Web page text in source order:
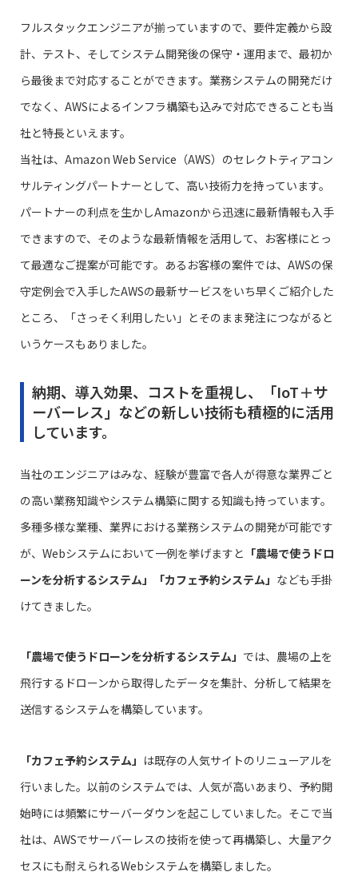
フルスタックエンジニアが揃っていますので、要件定義から設
計、テスト、そしてシステム開発後の保守・運用まで、最初か
ら最後まで対応することができます。業務システムの開発だけ
でなく、AWSによるインフラ構築も込みで対応できることも当
社と特長といえます。
当社は、Amazon Web Service（AWS）のセレクトティアコン
サルティングパートナーとして、高い技術力を持っています。
パートナーの利点を生かしAmazonから迅速に最新情報も入手
できますので、そのような最新情報を活用して、お客様にとっ
て最適なご提案が可能です。あるお客様の案件では、AWSの保
守定例会で入手したAWSの最新サービスをいち早くご紹介した
ところ、「さっそく利用したい」とそのまま発注につながると
いうケースもありました。
納期、導入効果、コストを重視し、「IoT＋サ
ーバーレス」などの新しい技術も積極的に活用
しています。
当社のエンジニアはみな、経験が豊富で各人が得意な業界ごと
の高い業務知識やシステム構築に関する知識も持っています。
多種多様な業種、業界における業務システムの開発が可能です
が、Webシステムにおいて一例を挙げますと 「農場で使うドロ
ーンを分析するシステム」「カフェ予約システム」 なども手掛
けてきました。
「農場で使うドローンを分析するシステム」 では、農場の上を
飛行するドローンから取得したデータを集計、分析して結果を
送信するシステムを構築しています。
「カフェ予約システム」 は既存の人気サイトのリニューアルを
行いました。以前のシステムでは、人気が高いあまり、予約開
始時には頻繁にサーバーダウンを起こしていました。そこで当
社は、AWSでサーバーレスの技術を使って再構築し、大量アク
セスにも耐えられるWebシステムを構築しました。